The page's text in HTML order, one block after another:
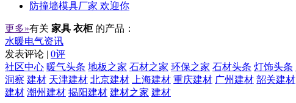
防撞墙模具厂家 欢迎你
更多»有关 家具 衣柜 的产品：
水暖电气资讯
发表评论 | 0评
社区中心 暖气头条 地板之家 石材之家 环保之家 石材头条 灯饰头条
洞察 建材 天津建材 北京建材 上海建材 重庆建材 广州建材 韶关建材
建材 潮州建材 揭阳建材 建材之家 建材